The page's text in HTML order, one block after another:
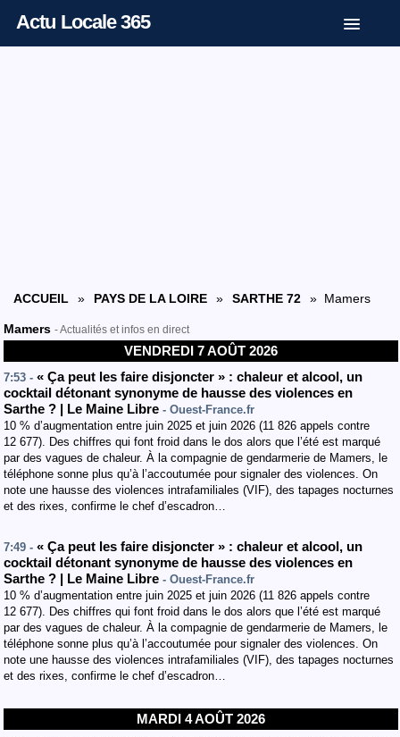
Actu Locale 365
ACCUEIL » PAYS DE LA LOIRE » SARTHE 72 » Mamers
Mamers - Actualités et infos en direct
VENDREDI 7 AOÛT 2026
7:53 - « Ça peut les faire disjoncter » : chaleur et alcool, un
cocktail détonant synonyme de hausse des violences en
Sarthe ? | Le Maine Libre - Ouest-France.fr
10 % d’augmentation entre juin 2025 et juin 2026 (11 826 appels contre
12 677). Des chiffres qui font froid dans le dos alors que l’été est marqué
par des vagues de chaleur. À la compagnie de gendarmerie de Mamers, le
téléphone sonne plus qu’à l’accoutumée pour signaler des violences. On
note une hausse des violences intrafamiliales (VIF), des tapages nocturnes
et des rixes, confirme le chef d’escadron…
7:49 - « Ça peut les faire disjoncter » : chaleur et alcool, un
cocktail détonant synonyme de hausse des violences en
Sarthe ? | Le Maine Libre - Ouest-France.fr
10 % d’augmentation entre juin 2025 et juin 2026 (11 826 appels contre
12 677). Des chiffres qui font froid dans le dos alors que l’été est marqué
par des vagues de chaleur. À la compagnie de gendarmerie de Mamers, le
téléphone sonne plus qu’à l’accoutumée pour signaler des violences. On
note une hausse des violences intrafamiliales (VIF), des tapages nocturnes
et des rixes, confirme le chef d’escadron…
MARDI 4 AOÛT 2026